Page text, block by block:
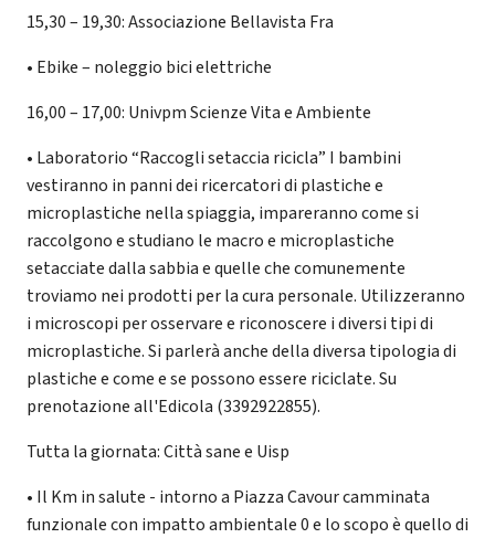
15,30 – 19,30: Associazione Bellavista Fra
• Ebike – noleggio bici elettriche
16,00 – 17,00: Univpm Scienze Vita e Ambiente
• Laboratorio “Raccogli setaccia ricicla” I bambini
vestiranno in panni dei ricercatori di plastiche e
microplastiche nella spiaggia, impareranno come si
raccolgono e studiano le macro e microplastiche
setacciate dalla sabbia e quelle che comunemente
troviamo nei prodotti per la cura personale. Utilizzeranno
i microscopi per osservare e riconoscere i diversi tipi di
microplastiche. Si parlerà anche della diversa tipologia di
plastiche e come e se possono essere riciclate. Su
prenotazione all'Edicola (3392922855).
Tutta la giornata: Città sane e Uisp
• Il Km in salute - intorno a Piazza Cavour camminata
funzionale con impatto ambientale 0 e lo scopo è quello di